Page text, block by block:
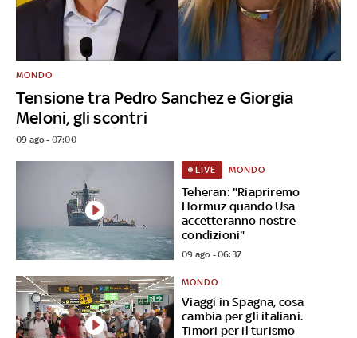
Tensione tra Pedro Sanchez e Giorgia
Meloni, gli scontri
MONDO
09 ago - 07:00
Teheran: "Riapriremo
Hormuz quando Usa
accetteranno nostre
condizioni"
LIVE MONDO
09 ago - 06:37
Viaggi in Spagna, cosa
cambia per gli italiani.
Timori per il turismo
MONDO